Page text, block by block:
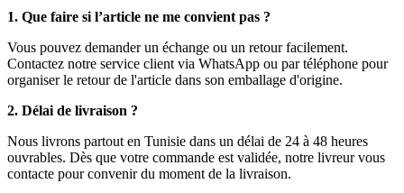
1. Que faire si l’article ne me convient pas ?
Vous pouvez demander un échange ou un retour facilement.
Contactez notre service client via WhatsApp ou par téléphone pour
organiser le retour de l'article dans son emballage d'origine.
2. Délai de livraison ?
Nous livrons partout en Tunisie dans un délai de 24 à 48 heures
ouvrables. Dès que votre commande est validée, notre livreur vous
contacte pour convenir du moment de la livraison.